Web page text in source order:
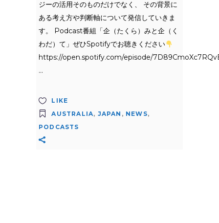
ジーの活用そのものだけでなく、 その背景に
ある考え方や判断軸について発信していきま
す。 Podcast番組「企（たくら）みと企（く
わだ）て」ぜひSpotifyでお聴きください
https://open.spotify.com/episode/
LIKE
AUSTRALIA, JAPAN , NEWS,
PODCASTS